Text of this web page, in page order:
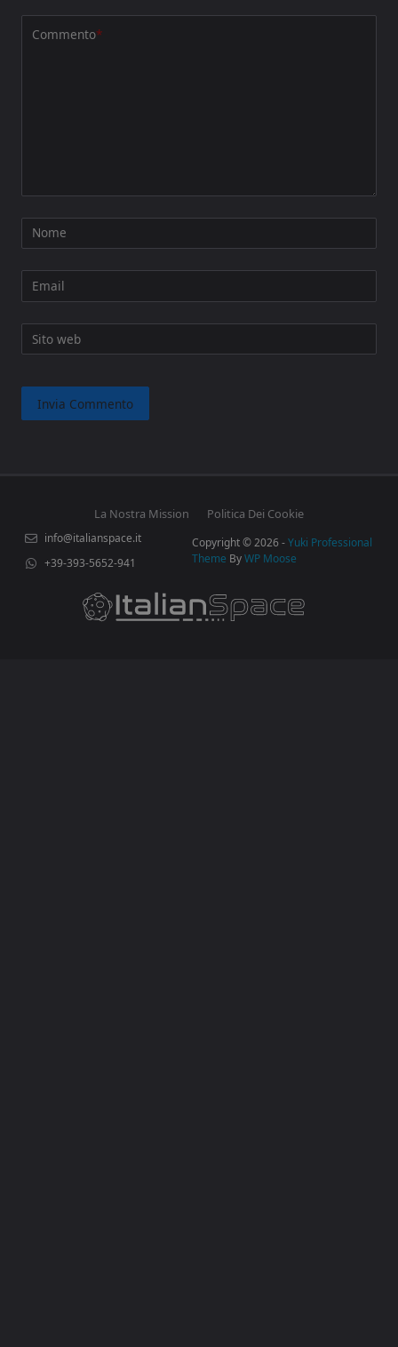
Commento*
Nome
Email
Sito web
La Nostra Mission Politica Dei Cookie
info@italianspace.it
+39-393-5652-941
Copyright © 2026 -Yuki Professional
Theme ByWP Moose